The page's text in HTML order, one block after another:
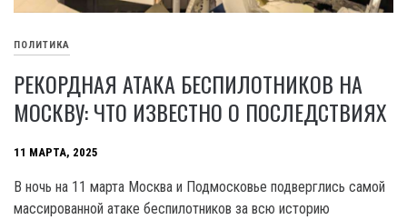
ПОЛИТИКА
РЕКОРДНАЯ АТАКА БЕСПИЛОТНИКОВ НА
МОСКВУ: ЧТО ИЗВЕСТНО О ПОСЛЕДСТВИЯХ
11 МАРТА, 2025
В ночь на 11 марта Москва и Подмосковье подверглись самой
массированной атаке беспилотников за всю историю